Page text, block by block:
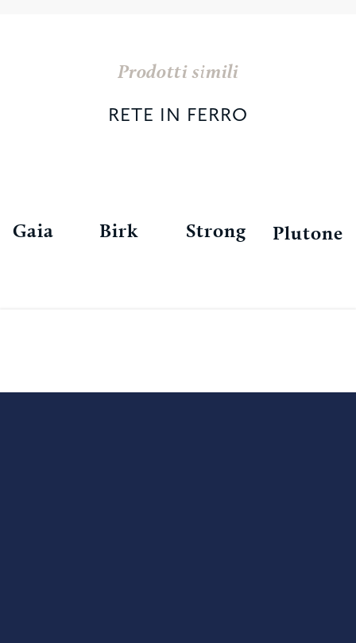
Prodotti simili
RETE IN FERRO
Gaia Birk Strong Plutone